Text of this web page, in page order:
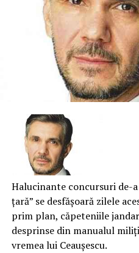
Halucinante concursuri de-
țară” se desfășoară zilele
prim plan, căpeteniile
desprinse din manualul
vremea lui Ceaușescu.